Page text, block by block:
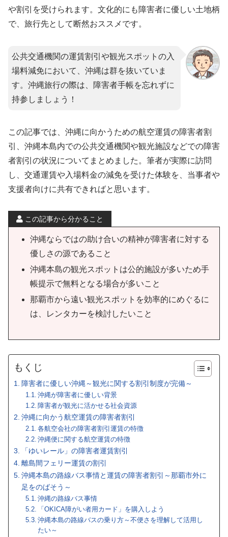
や割引を受けられます。文化的にも障害者に優しい土地柄
で、旅行先として断然おススメです。
公共交通機関の運賃割引や観光スポットの入
場料減免において、沖縄は群を抜いていま
す。沖縄旅行の際は、障害者手帳を忘れずに
持参しましょう！
この記事では、沖縄に向かうための航空運賃の障害者割
引、沖縄本島内での公共交通機関や観光施設などでの障害
者割引の状況についてまとめました。筆者が実際に訪問
し、交通運賃や入場料金の減免を受けた体験を、当事者や
支援者向けに共有できればと思います。
この記事から分かること
沖縄ならではの助け合いの精神が障害者に対する
優しさの源であること
沖縄本島の観光スポットは公的施設が多いため手
帳提示で無料となる場合が多いこと
那覇市から遠い観光スポットを効率的にめぐるに
は、レンタカーを検討したいこと
もくじ
障害者に優しい沖縄～観光に関する割引制度が完備～
沖縄が障害者に優しい背景
障害者が観光に活かせる社会資源
沖縄に向かう航空運賃の障害者割引
各航空会社の障害者割引運賃の特徴
沖縄便に関する航空運賃の特徴
「ゆいレール」の障害者運賃割引
離島間フェリー運賃の割引
沖縄本島の路線バス事情と運賃の障害者割引～那覇市外に
足をのばそう～
沖縄の路線バス事情
「OKICA障がい者用カード」を購入しよう
沖縄本島の路線バスの乗り方～不便さを理解して活用し
たい～